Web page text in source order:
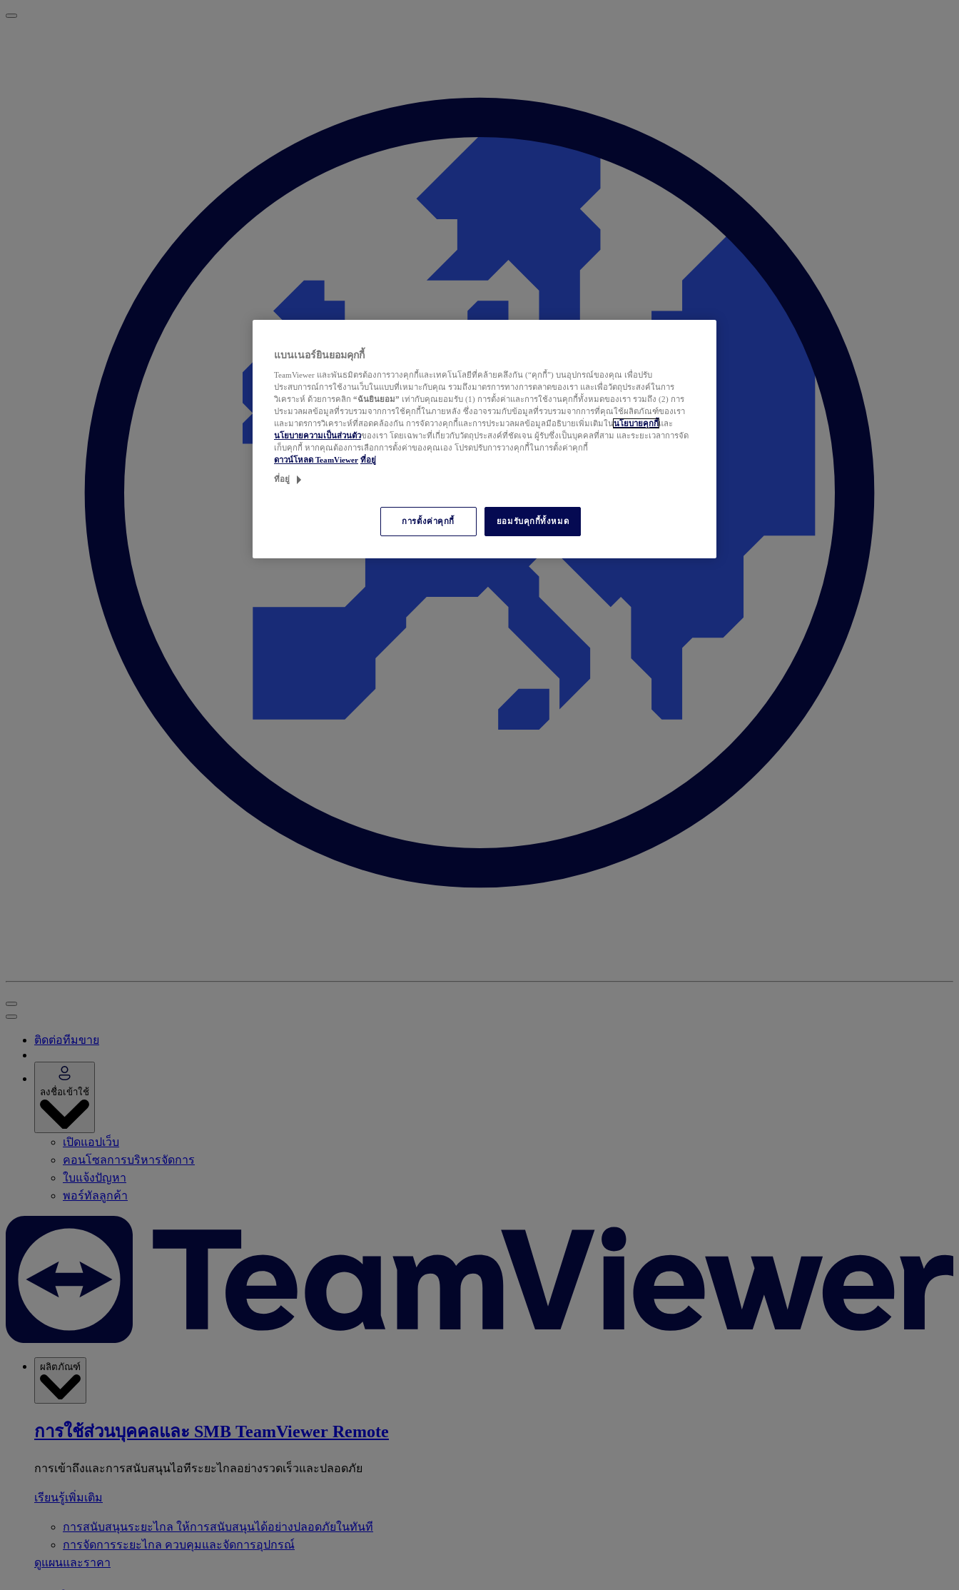
ติดต่อทีมขาย
ลงชื่อเข้าใช้
เปิดแอปเว็บ
คอนโซลการบริหารจัดการ
ใบแจ้งปัญหา
พอร์ทัลลูกค้า
ผลิตภัณฑ์
การใช้ส่วนบุคคลและ SMB TeamViewer Remote
การเข้าถึงและการสนับสนุนไอทีระยะไกลอย่างรวดเร็วและปลอดภัย
เรียนรู้เพิ่มเติม
การสนับสนุนระยะไกล ให้การสนับสนุนได้อย่างปลอดภัยในทันที
การจัดการระยะไกล ควบคุมและจัดการอุปกรณ์
ดูแผนและราคา
แบนเนอร์ยินยอมคุกกี้
TeamViewer และพันธมิตรต้องการวางคุกกี้และเทคโนโลยีที่คล้ายคลึงกัน (“คุกกี้”) บนอุปกรณ์ของคุณ เพื่อปรับ
ประสบการณ์การใช้งานเว็บในแบบที่เหมาะกับคุณ รวมถึงมาตรการทางการตลาดของเรา และเพื่อวัตถุประสงค์ในการ
วิเคราะห์ ด้วยการคลิก “ฉันยินยอม” เท่ากับคุณยอมรับ (1) การตั้งค่าและการใช้งานคุกกี้ทั้งหมดของเรา รวมถึง (2) การ
ประมวลผลข้อมูลที่รวบรวมจากการใช้คุกกี้ในภายหลัง ซึ่งอาจรวมกับข้อมูลที่รวบรวมจากการที่คุณใช้ผลิตภัณฑ์ของเรา
และมาตรการวิเคราะห์ที่สอดคล้องกัน การจัดวางคุกกี้และการประมวลผลข้อมูลมีอธิบายเพิ่มเติมในนโยบายคุกกี้และ
นโยบายความเป็นส่วนตัวของเรา โดยเฉพาะที่เกี่ยวกับวัตถุประสงค์ที่ชัดเจน ผู้รับซึ่งเป็นบุคคลที่สาม และระยะเวลาการจัด
เก็บคุกกี้ หากคุณต้องการเลือกการตั้งค่าของคุณเอง โปรดปรับการวางคุกกี้ในการตั้งค่าคุกกี้
ดาวน์โหลด TeamViewer ที่อยู่
ที่อยู่
การตั้งค่าคุกกี้ ยอมรับคุกกี้ทั้งหมด